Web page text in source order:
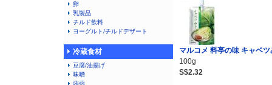
卵
乳製品
チルド飲料
ヨーグルト/チルドデザート
冷蔵食材
豆腐/油揚げ
味噌
蒟蒻
マルコメ 料亭の味 キャベツ
100g
S$2.32